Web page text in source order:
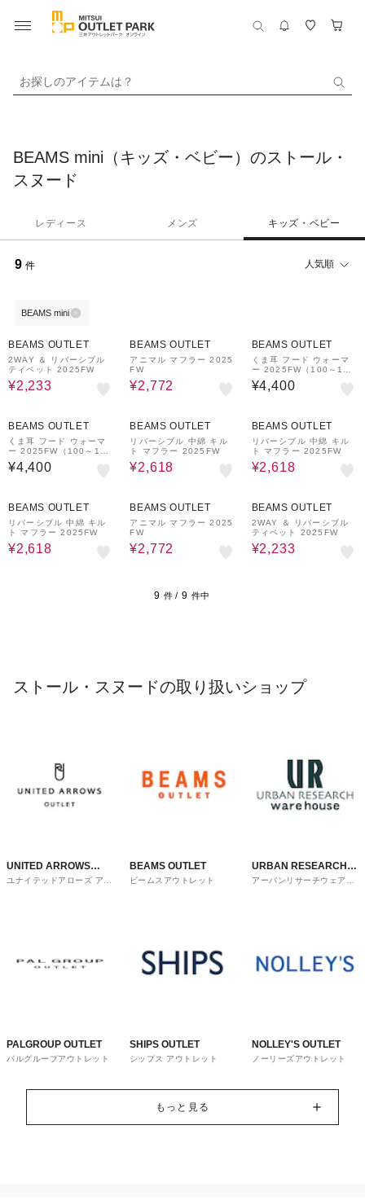
お探しのアイテムは？
BEAMS mini（キッズ・ベビー）のストール・
スヌード
レディース メンズ キッズ・ベビー
9 件 人気順
BEAMS mini
BEAMS OUTLET
2WAY ＆ リバーシブル
ティペット 2025FW
¥2,233
BEAMS OUTLET
アニマル マフラー 2025
FW
¥2,772
BEAMS OUTLET
くま耳 フード ウォーマ
ー 2025FW（100～120
cm）
¥4,400
BEAMS OUTLET
くま耳 フード ウォーマ
ー 2025FW（100～120
cm）
¥4,400
BEAMS OUTLET
リバーシブル 中綿 キル
ト マフラー 2025FW
¥2,618
BEAMS OUTLET
リバーシブル 中綿 キル
ト マフラー 2025FW
¥2,618
BEAMS OUTLET
リバーシブル 中綿 キル
ト マフラー 2025FW
¥2,618
BEAMS OUTLET
アニマル マフラー 2025
FW
¥2,772
BEAMS OUTLET
2WAY ＆ リバーシブル
ティペット 2025FW
¥2,233
9 件 / 9 件中
ストール・スヌードの取り扱いショップ
UNITED ARROWS
OUTLET
ユナイテッドアローズ アウ
BEAMS OUTLET
ビームスアウトレット
URBAN RESEARCH
ware house
アーバンリサーチウェアハ
PALGROUP OUTLET
パルグループアウトレット
SHIPS OUTLET
シップス アウトレット
NOLLEY'S OUTLET
ノーリーズアウトレット
もっと見る